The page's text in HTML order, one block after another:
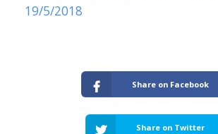
19/5/2018
Share on Facebook
Share on Twitter